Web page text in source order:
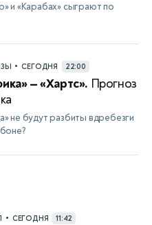
и «Карабах» сыграют по
• СЕГОДНЯ 22:00
— «Хартс». Прогноз
не будут разбиты вдребезги
• СЕГОДНЯ 11:42